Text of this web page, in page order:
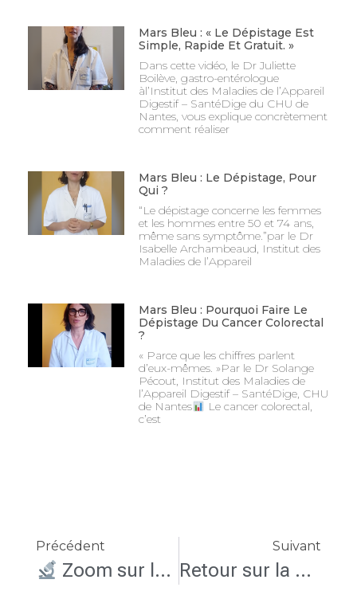
Mars Bleu : « Le Dépistage Est
Simple, Rapide Et Gratuit. »
Dans cette vidéo, le Dr Juliette
Boilève, gastro-entérologue
àl’Institut des Maladies de l’Appareil
Digestif – SantéDige du CHU de
Nantes, vous explique concrètement
comment réaliser
Mars Bleu : Le Dépistage, Pour
Qui ?
“Le dépistage concerne les femmes
et les hommes entre 50 et 74 ans,
même sans symptôme.”par le Dr
Isabelle Archambeaud, Institut des
Maladies de l’Appareil
Mars Bleu : Pourquoi Faire Le
Dépistage Du Cancer Colorectal
?
« Parce que les chiffres parlent
d’eux-mêmes. »Par le Dr Solange
Pécout, Institut des Maladies de
l’Appareil Digestif – SantéDige, CHU
de Nantes
Le cancer colorectal,
c’est
Précédent
Zoom sur le Centre de Nutrition Parentérale de l’IMAD – CHU de Nantes
Suivant
Retour sur la conférence de la Summer School du Graduate Programme MICAS